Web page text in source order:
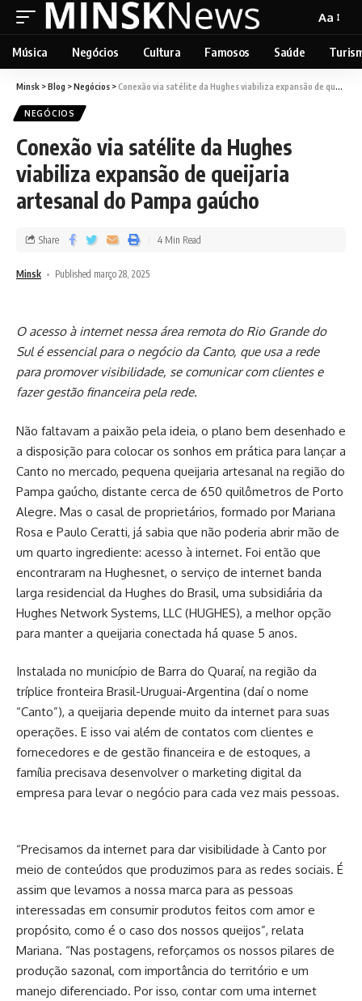
Aa
Música Negócios Cultura Famosos Saúde
Minsk >Blog >Negócios >Conexão via satélite da Hughes viabiliza expansão de queijaria artesanal do Pampa gaúcho
NEGÓCIOS
Conexão via satélite da Hughes
viabiliza expansão de queijaria
artesanal do Pampa gaúcho
Minsk Published março 28, 2025
Share 4 Min Read
O acesso à internet nessa área remota do Rio Grande do
Sul é essencial para o negócio da Canto, que usa a rede
para promover visibilidade, se comunicar com clientes e
fazer gestão financeira pela rede.
Não faltavam a paixão pela ideia, o plano bem desenhado e
a disposição para colocar os sonhos em prática para lançar a
Canto no mercado, pequena queijaria artesanal na região do
Pampa gaúcho, distante cerca de 650 quilômetros de Porto
Alegre. Mas o casal de proprietários, formado por Mariana
Rosa e Paulo Ceratti, já sabia que não poderia abrir mão de
um quarto ingrediente: acesso à internet. Foi então que
encontraram na Hughesnet, o serviço de internet banda
larga residencial da Hughes do Brasil, uma subsidiária da
Hughes Network Systems, LLC (HUGHES), a melhor opção
para manter a queijaria conectada há quase 5 anos.
Instalada no município de Barra do Quaraí, na região da
tríplice fronteira Brasil-Uruguai-Argentina (daí o nome
“Canto”), a queijaria depende muito da internet para suas
operações. E isso vai além de contatos com clientes e
fornecedores e de gestão financeira e de estoques, a
família precisava desenvolver o marketing digital da
empresa para levar o negócio para cada vez mais pessoas.
“Precisamos da internet para dar visibilidade à Canto por
meio de conteúdos que produzimos para as redes sociais. É
assim que levamos a nossa marca para as pessoas
interessadas em consumir produtos feitos com amor e
propósito, como é o caso dos nossos queijos”, relata
Mariana. “Nas postagens, reforçamos os nossos pilares de
produção sazonal, com importância do território e um
manejo diferenciado. Por isso, contar com uma internet